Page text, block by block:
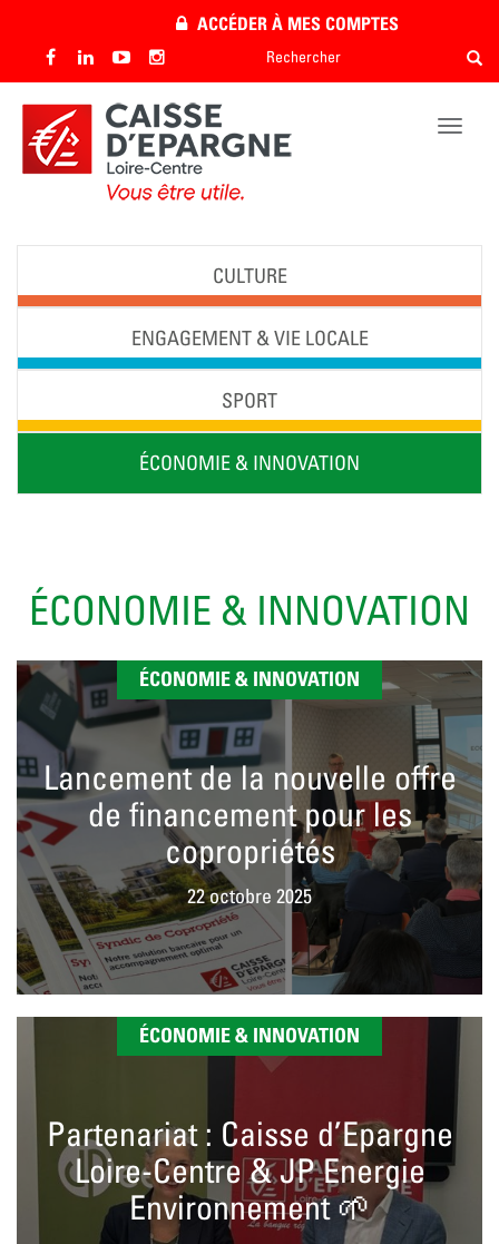
contenu
principal
ACCÉDER À MES COMPTES
Rechercher
Rechercher
Toggle
CULTURE
ENGAGEMENT & VIE LOCALE
SPORT
ÉCONOMIE & INNOVATION
ÉCONOMIE & INNOVATION
ÉCONOMIE & INNOVATION
Lancement de la nouvelle offre
de financement pour les
copropriétés
22 octobre 2025
ÉCONOMIE & INNOVATION
Partenariat : Caisse d’Epargne
Loire-Centre & JP Energie
Environnement 🌱